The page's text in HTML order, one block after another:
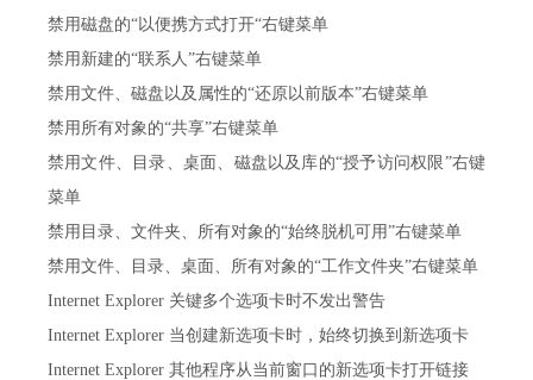
禁用磁盘的“以便携方式打开“右键菜单
禁用新建的“联系人”右键菜单
禁用文件、磁盘以及属性的“还原以前版本”右键菜单
禁用所有对象的“共享”右键菜单
禁用文件、目录、桌面、磁盘以及库的“授予访问权限”右键
菜单
禁用目录、文件夹、所有对象的“始终脱机可用”右键菜单
禁用文件、目录、桌面、所有对象的“工作文件夹”右键菜单
Internet Explorer 关键多个选项卡时不发出警告
Internet Explorer 当创建新选项卡时，始终切换到新选项卡
Internet Explorer 其他程序从当前窗口的新选项卡打开链接